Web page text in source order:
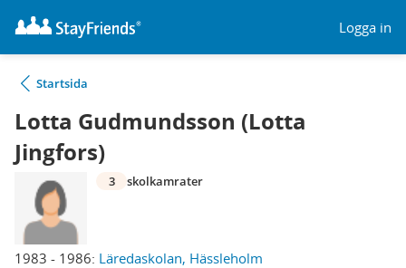
Logga in
Startsida
Lotta Gudmundsson (Lotta
Jingfors)
1983 - 1986: Läredaskolan, Hässleholm
3 skolkamrater